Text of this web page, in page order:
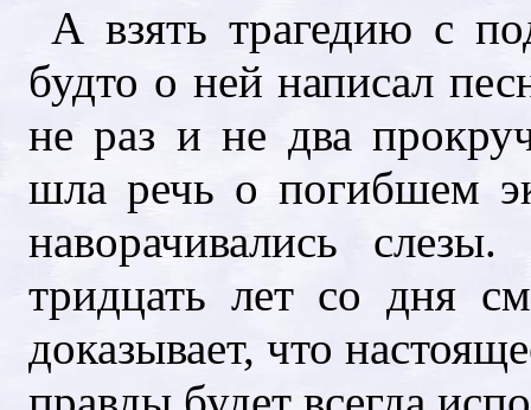
А взять трагедию с
будто о ней написал
не раз и не два
шла речь о погибшем
наворачивались
тридцать лет со дня
доказывает, что